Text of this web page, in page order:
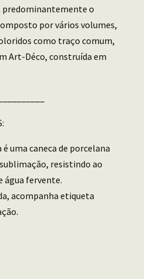
predominantemente o
por vários volumes,
como traço comum,
Art-Déco, construída em
uma caneca de porcelana
resistindo ao
água fervente.
acompanha etiqueta